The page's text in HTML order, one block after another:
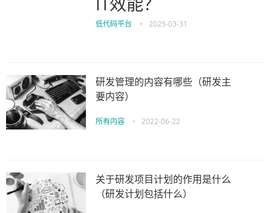
低代码平台 • 2025-03-31
研发管理的内容有哪些（研发主
要内容）
所有内容 • 2022-06-22
关于研发项目计划的作用是什么
（研发计划包括什么）